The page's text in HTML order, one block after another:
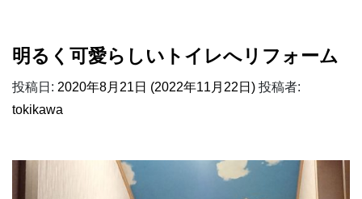
明るく可愛らしいトイレへリフォーム
投稿日: 2020年8月21日 (2022年11月22日) 投稿者:
tokikawa